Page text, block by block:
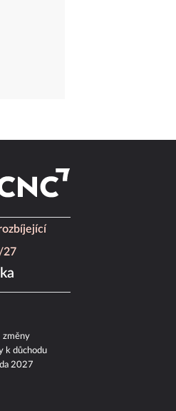
27
změny
k důchodu
2027